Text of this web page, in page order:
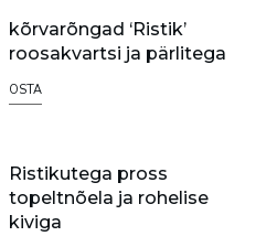
kõrvarõngad ‘Ristik’
roosakvartsi ja pärlitega
OSTA
Ristikutega pross
topeltnõela ja rohelise
kiviga